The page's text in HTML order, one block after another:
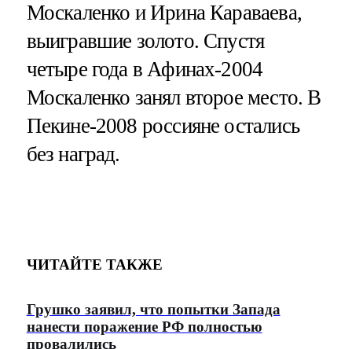
Москаленко и Ирина Караваева,
выигравшие золото. Спустя
четыре года в Афинах-2004
Москаленко занял второе место. В
Пекине-2008 россияне остались
без наград.
ЧИТАЙТЕ ТАКЖЕ
Грушко заявил, что попытки Запада
нанести поражение РФ полностью
провалились